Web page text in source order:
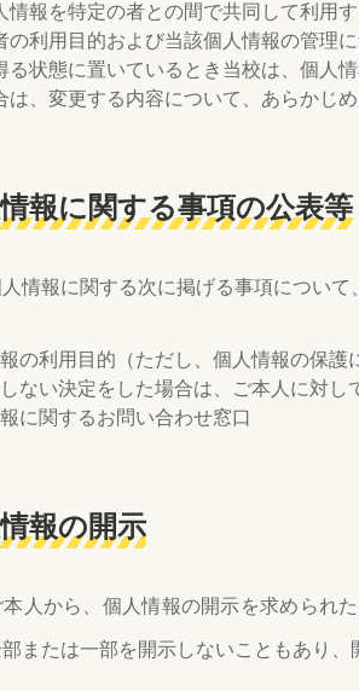
情報を特定の者との間で共同して利用
の利用目的および当該個人情報の管理
る状態に置いているとき当校は、個人
は、変更する内容について、あらかじ
報に関する事項の公表等
情報に関する次に掲げる事項につい
の利用目的（ただし、個人情報の保護
ない決定をした場合は、ご本人に対し
に関するお問い合わせ窓口
報の開示
人から、個人情報の開示を求められ
または一部を開示しないこともあり